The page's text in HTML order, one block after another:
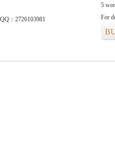
QQ：2726103981
5
For